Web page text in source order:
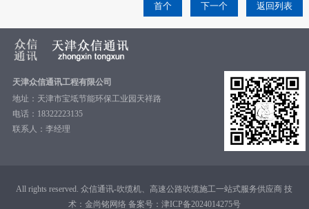
首个 下一个 返回列表
天津众信通讯工程有限公司
地址：天津市宝坻节能环保工业园天祥路
电话：18322223135
联系人：李经理
All rights reserved. 众信通讯-吹缆机、高速公路吹缆施工一站式服务供应商 技
术： 金尚铭网络 备案号： 津ICP备2024014275号